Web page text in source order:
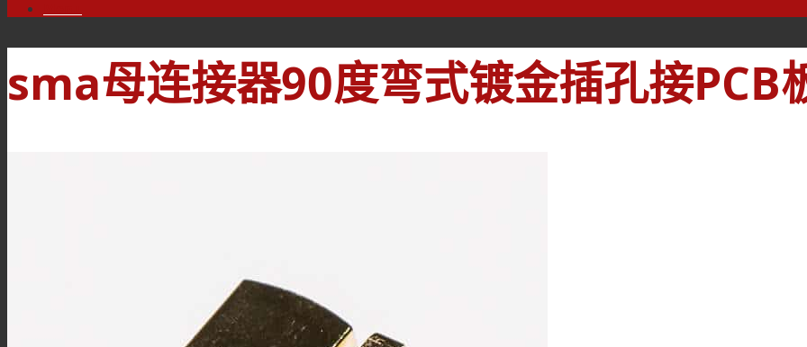
sma母连接器90度弯式镀金插孔接PCB